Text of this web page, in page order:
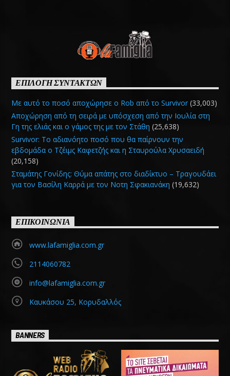
ΕΠΙΛΟΓΗ ΣΥΝΤΑΚΤΩΝ
Με αυτό το ποσό αποχώρησε ο Rob από το Survivor (33,003)
Αποχώρηση από τη σειρά με υπόσχεση από την Ιουλία στη
Γη της ελιάς και ο γάμος της με τον Στάθη (25,638)
Survivor: Το αδιανόητο ποσό που θα παίρνουν την
εβδομάδα ο Τζέιμς Καφετζής και η Σταυρούλα Χρυσαειδή
(20,158)
Σταμάτης Γονίδης: Θύμα απάτης στο διαδίκτυο – Τραγουδάει
για τον Βασίλη Καρρά με τον Νοτη Σφακιανάκη (19,632)
ΕΠΙΚΟΙΝΩΝΙΑ
www.lafamiglia.com.gr
2114060782
info@lafamiglia.com.gr
Καυκάσου 25, Κορυδαλλός
BANNERS